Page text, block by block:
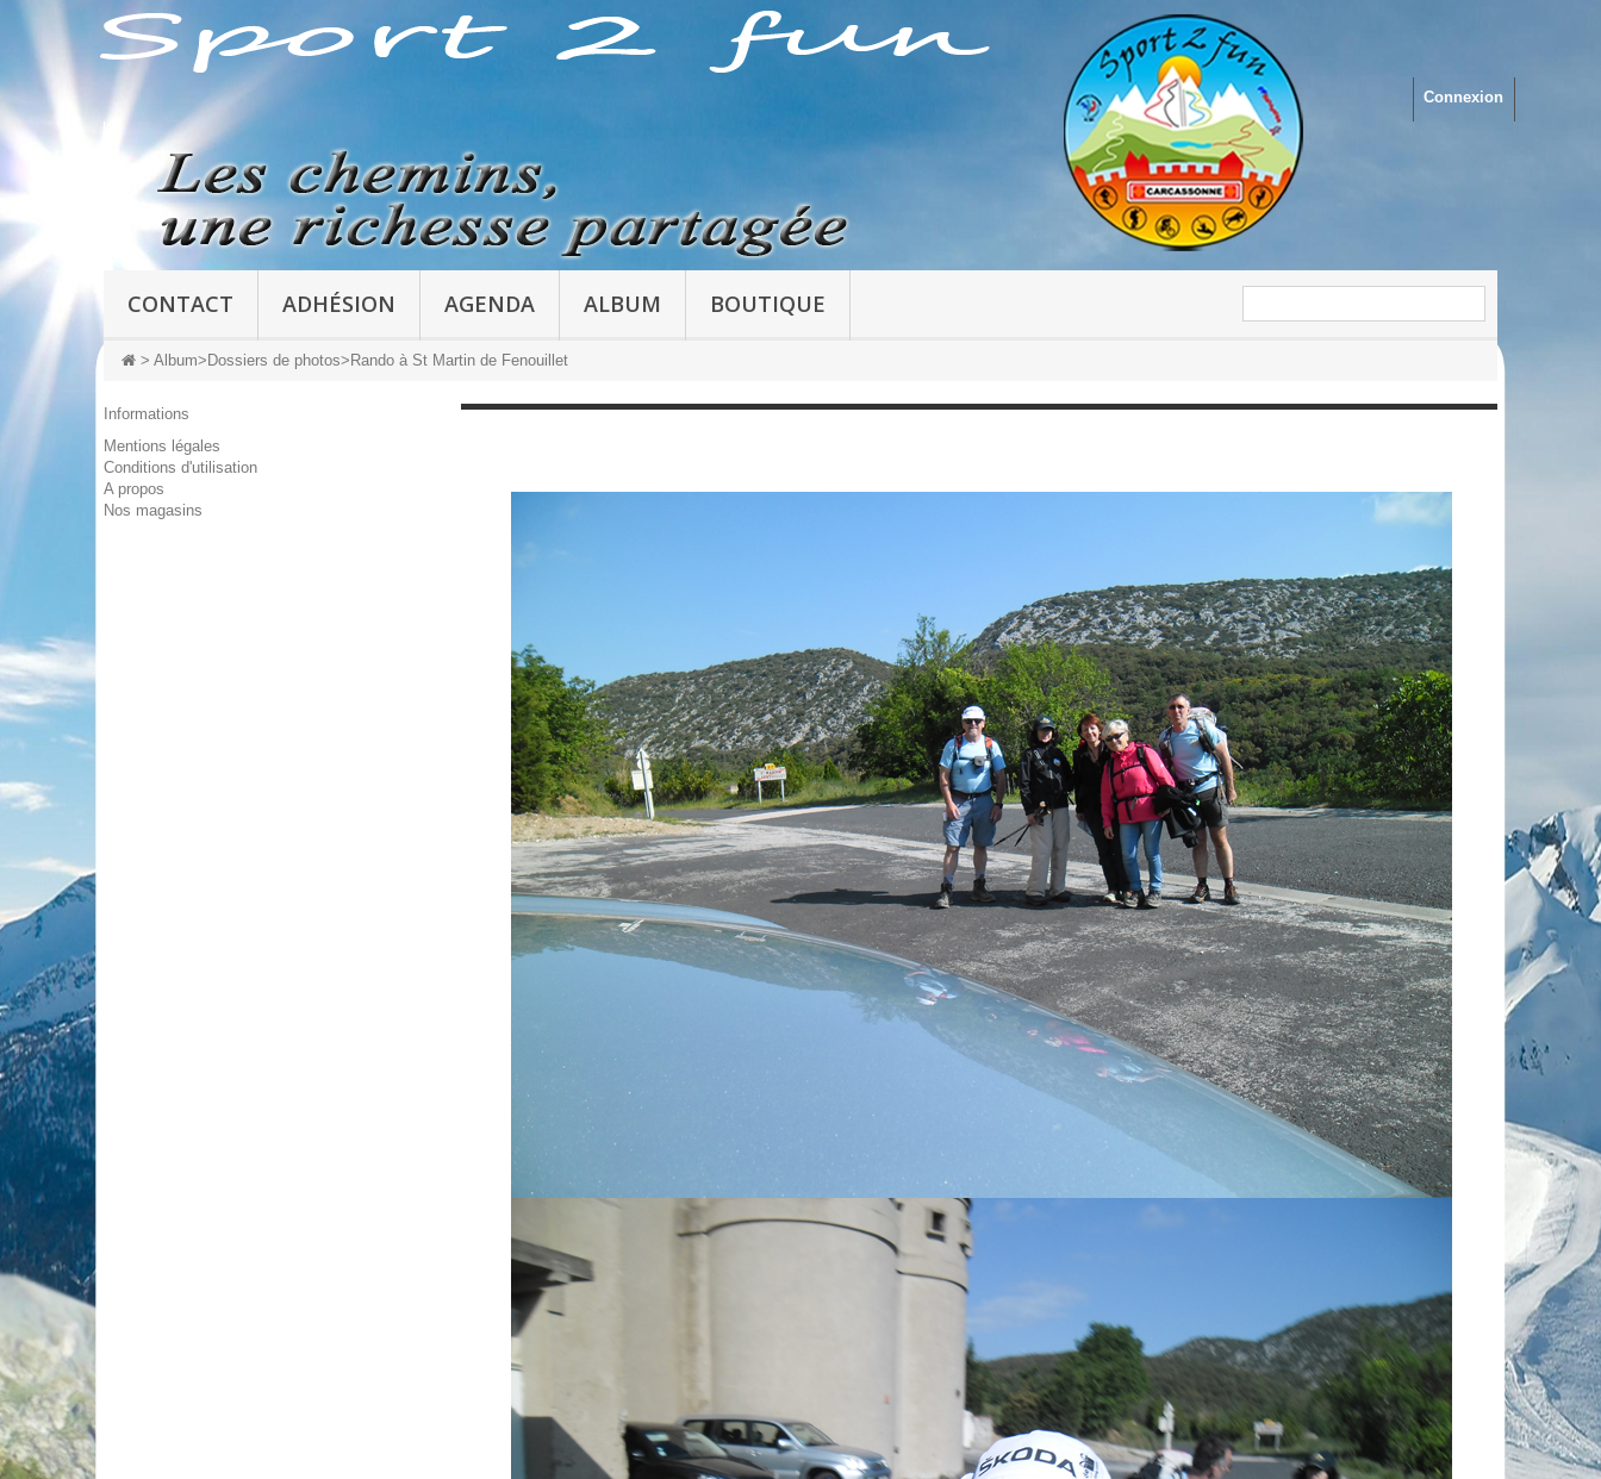
Connexion
CONTACT ADHÉSION AGENDA ALBUM BOUTIQUE
> Album> Dossiers de photos> Rando à St Martin de Fenouillet
Informations
Mentions légales
Conditions d'utilisation
A propos
Nos magasins